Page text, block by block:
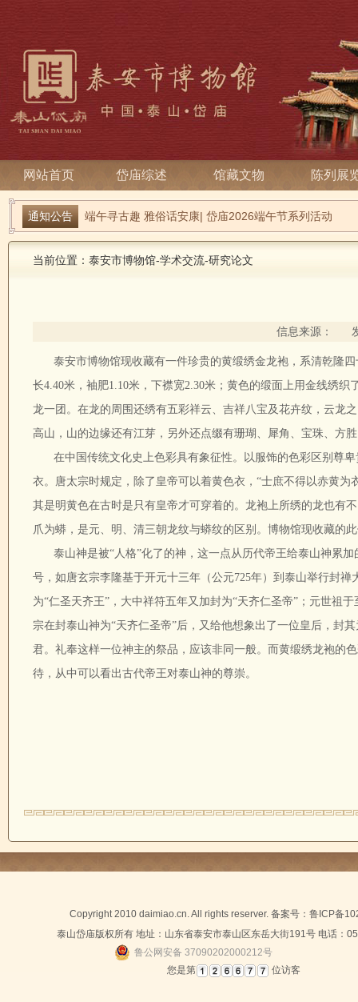
网站首页 岱庙综述 馆藏文物 陈列展
通知公告
端午寻古趣 雅俗话安康| 岱庙2026端午节系列活动
关于宋天贶殿壁画暂停预约参观的温馨提示
当前位置： 泰安市博物馆-学术交流-研究论文
信息来源：
泰安市博物馆现收藏有一件珍贵的黄缎绣金龙袍，系清乾隆
长4.40米，袖肥1.10米，下襟宽2.30米；黄色的缎面上用金线绣
龙一团。在龙的周围还绣有五彩祥云、吉祥八宝及花卉纹，云龙
高山，山的边缘还有江芽，另外还点缀有珊瑚、犀角、宝珠、方
在中国传统文化史上色彩具有象征性。以服饰的色彩区别尊
衣。唐太宗时规定，除了皇帝可以着黄色衣，“士庶不得以赤黄
其是明黄色在古时是只有皇帝才可穿着的。龙袍上所绣的龙也有
爪为蟒，是元、明、清三朝龙纹与蟒纹的区别。博物馆现收藏的
泰山神是被“人格”化了的神，这一点从历代帝王给泰山神累
号，如唐玄宗李隆基于开元十三年（公元725年）到泰山举行封
为“仁圣天齐王”，大中祥符五年又加封为“天齐仁圣帝”；元世祖
宗在封泰山神为“天齐仁圣帝”后，又给他想象出了一位皇后，封
君。礼奉这样一位神主的祭品，应该非同一般。而黄缎绣龙袍的
待，从中可以看出古代帝王对泰山神的尊崇。
Copyright 2010 daimiao.cn. All rights reserver. 备案号： 鲁ICP备
泰山岱庙版权所有 地址：山东省泰安市泰山区东岳大街191号 电话：
鲁公网安备 37090202000212号
您是第
位访客